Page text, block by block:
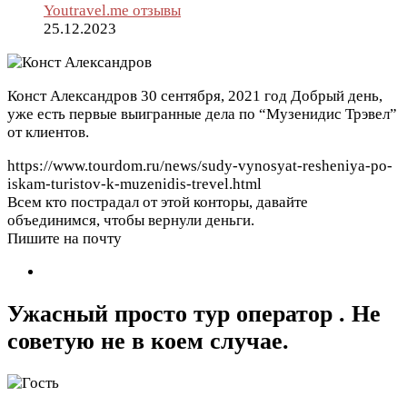
Youtravel.me отзывы
25.12.2023
Конст Александров 30 сентября, 2021 год Добрый день,
уже есть первые выигранные дела по “Музенидис Трэвел”
от клиентов.
https://www.tourdom.ru/news/sudy-vynosyat-resheniya-po-
iskam-turistov-k-muzenidis-trevel.html
Всем кто пострадал от этой конторы, давайте
объединимся, чтобы вернули деньги.
Пишите на почту
Ужасный просто тур оператор . Не
советую не в коем случае.